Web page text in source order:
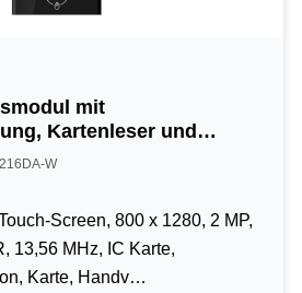
mit
Kartenleser und
8“ LCD-Touch-
W
Screen, 800 x 1280, 2 MP,
13,56 MHz, IC Karte,
Karte, Handv…